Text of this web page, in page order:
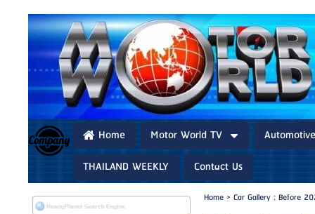
Home Motor World TV
THAILAND WEEKLY
Contact Us
Home> Car Gallery : Before